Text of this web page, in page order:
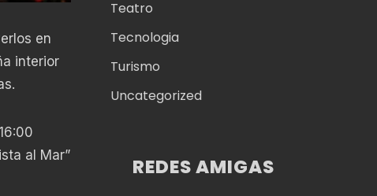
en
interior
al Mar”
Teatro
Tecnologia
Turismo
Uncategorized
REDES AMIGAS